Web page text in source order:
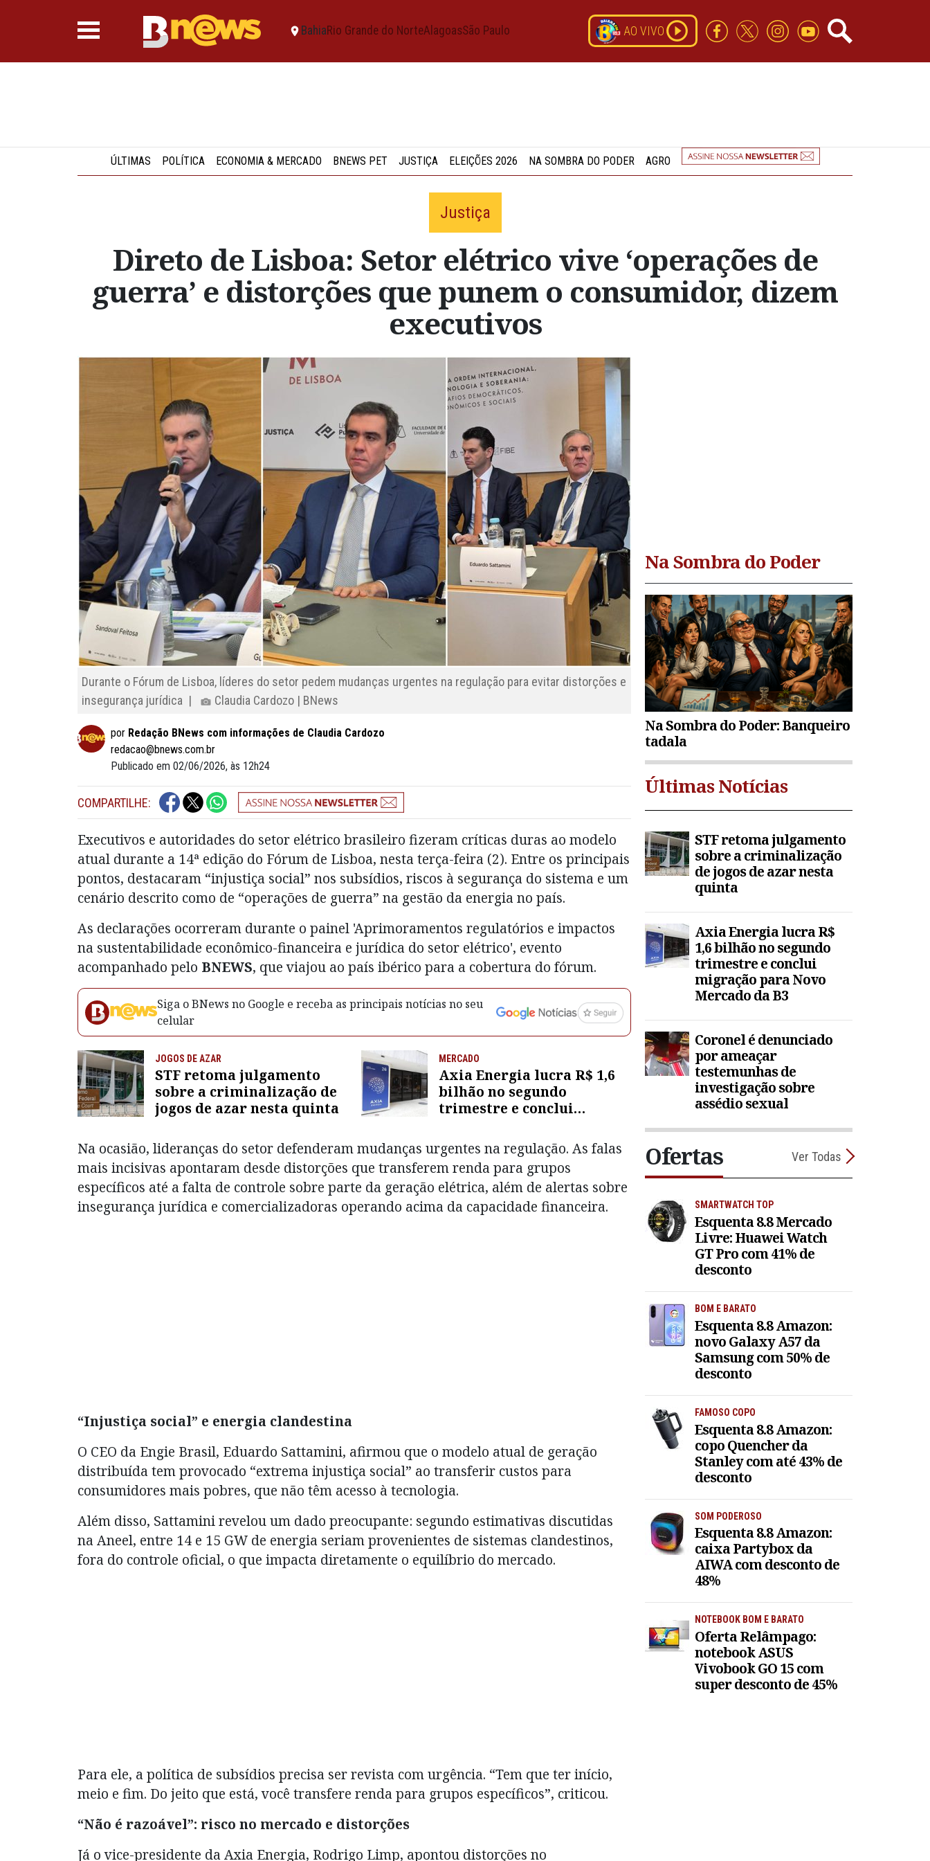
BahiaRio Grande do NorteAlagoasSão Paulo AO VIVO
ÚLTIMAS POLÍTICA ECONOMIA & MERCADO BNEWS PET JUSTIÇA ELEIÇÕES 2026 NA SOMBRA DO PODER AGRO
Justiça
Direto de Lisboa: Setor elétrico vive ‘operações de
guerra’ e distorções que punem o consumidor, dizem
executivos
Durante o Fórum de Lisboa, líderes do setor pedem mudanças urgentes na regulação para evitar distorções e
insegurança jurídica |
Claudia Cardozo | BNews
por Redação BNews com informações de Claudia Cardozo
redacao@bnews.com.br
Publicado em 02/06/2026, às 12h24
COMPARTILHE:
Executivos e autoridades do setor elétrico brasileiro fizeram críticas duras ao modelo
atual durante a 14ª edição do Fórum de Lisboa, nesta terça-feira (2). Entre os principais
pontos, destacaram “injustiça social” nos subsídios, riscos à segurança do sistema e um
cenário descrito como de “operações de guerra” na gestão da energia no país.
As declarações ocorreram durante o painel 'Aprimoramentos regulatórios e impactos
na sustentabilidade econômico-financeira e jurídica do setor elétrico', evento
acompanhado pelo BNEWS, que viajou ao país ibérico para a cobertura do fórum.
Siga o BNews no Google e receba as principais notícias no seu
celular
JOGOS DE AZAR
STF retoma julgamento
sobre a criminalização de
jogos de azar nesta quinta
MERCADO
Axia Energia lucra R$ 1,6
bilhão no segundo
trimestre e conclui
Mercado da B3
Na ocasião, lideranças do setor defenderam mudanças urgentes na regulação. As falas
mais incisivas apontaram desde distorções que transferem renda para grupos
específicos até a falta de controle sobre parte da geração elétrica, além de alertas sobre
insegurança jurídica e comercializadoras operando acima da capacidade financeira.
“Injustiça social” e energia clandestina
O CEO da Engie Brasil, Eduardo Sattamini, afirmou que o modelo atual de geração
distribuída tem provocado “extrema injustiça social” ao transferir custos para
consumidores mais pobres, que não têm acesso à tecnologia.
Além disso, Sattamini revelou um dado preocupante: segundo estimativas discutidas
na Aneel, entre 14 e 15 GW de energia seriam provenientes de sistemas clandestinos,
fora do controle oficial, o que impacta diretamente o equilíbrio do mercado.
Para ele, a política de subsídios precisa ser revista com urgência. “Tem que ter início,
meio e fim. Do jeito que está, você transfere renda para grupos específicos”, criticou.
“Não é razoável”: risco no mercado e distorções
Já o vice-presidente da Axia Energia, Rodrigo Limp, apontou distorções no
Na Sombra do Poder
Na Sombra do Poder: Banqueiro
tadala
Últimas Notícias
STF retoma julgamento
sobre a criminalização
de jogos de azar nesta
quinta
Axia Energia lucra R$
1,6 bilhão no segundo
trimestre e conclui
migração para Novo
Mercado da B3
Coronel é denunciado
por ameaçar
testemunhas de
investigação sobre
assédio sexual
Ofertas Ver Todas
SMARTWATCH TOP
Esquenta 8.8 Mercado
Livre: Huawei Watch
GT Pro com 41% de
desconto
BOM E BARATO
Esquenta 8.8 Amazon:
novo Galaxy A57 da
Samsung com 50% de
desconto
FAMOSO COPO
Esquenta 8.8 Amazon:
copo Quencher da
Stanley com até 43% de
desconto
SOM PODEROSO
Esquenta 8.8 Amazon:
caixa Partybox da
AIWA com desconto de
48%
NOTEBOOK BOM E BARATO
Oferta Relâmpago:
notebook ASUS
Vivobook GO 15 com
super desconto de 45%